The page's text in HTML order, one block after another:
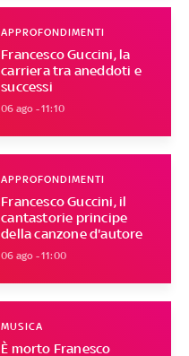
Francesco Guccini, la
carriera tra aneddoti e
successi
APPROFONDIMENTI
06 ago - 11:10
Francesco Guccini, il
cantastorie principe
della canzone d'autore
APPROFONDIMENTI
06 ago - 11:00
È morto Franesco
MUSICA